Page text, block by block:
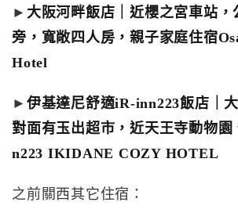
► 大阪河畔飯店｜近櫻之宮車站，
旁，寬敞四人房，親子家庭住宿
Hotel
► 伊基達尼舒適iR-inn223飯店｜
對面有玉出超市，近天王寺動物
n223 IKIDANE COZY HOTEL
之前關西其它住宿：